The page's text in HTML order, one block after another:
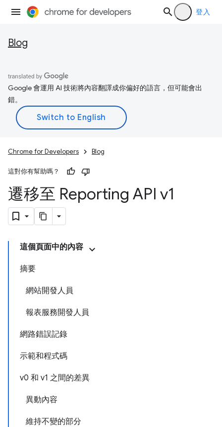
登入
Blog
Google 會運用 AI 技術將內容翻譯成你偏好的語言，但可能會出
錯。
Chrome for Developers Blog
這對你有幫助嗎？
遷移至 Reporting API v1
這個頁面中的內容
摘要
網站開發人員
報表服務開發人員
網路錯誤記錄
示範和程式碼
v0 和 v1 之間的差異
異動內容
維持不變的部分